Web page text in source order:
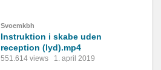
Svoemkbh
Instruktion i skabe uden
reception (lyd).mp4
551.614 views 1. april 2019